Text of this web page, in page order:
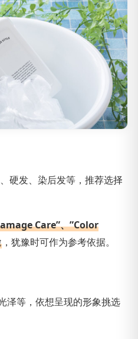
硬发、染后发等，推荐选择
Care”、”Color
，犹豫时可作为参考依据。
泽等，依想呈现的形象挑选